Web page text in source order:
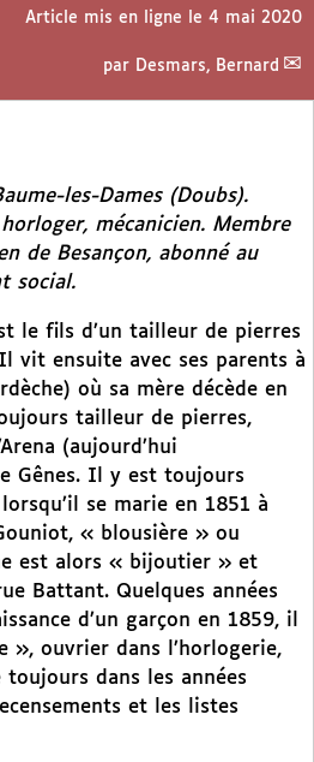
Article mis en ligne le 4 mai 2020
par Desmars, Bernard
les-Dames (Doubs).
mécanicien. Membre
de Besançon, abonné au
social.
le fils d’un tailleur de pierres
vit ensuite avec ses parents à
où sa mère décède en
tailleur de pierres,
(aujourd’hui
Gênes. Il y est toujours
se marie en 1851 à
« blousière » ou
est alors « bijoutier » et
Battant. Quelques années
d’un garçon en 1859, il
», ouvrier dans l’horlogerie,
toujours dans les années
et les listes